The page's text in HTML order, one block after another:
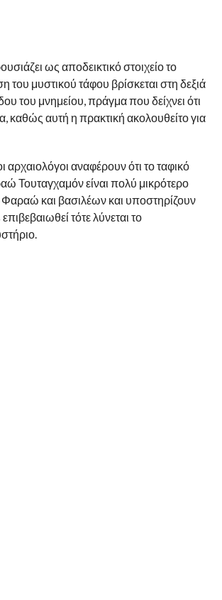
ως αποδεικτικό στοιχείο το
του μυστικού τάφου βρίσκεται στη δεξιά
του μνημείου, πράγμα που δείχνει ότι
καθώς αυτή η πρακτική ακολουθείτο για
αρχαιολόγοι αναφέρουν ότι το ταφικό
Τουταγχαμόν είναι πολύ μικρότερο
και βασιλέων και υποστηρίζουν
τότε λύνεται το